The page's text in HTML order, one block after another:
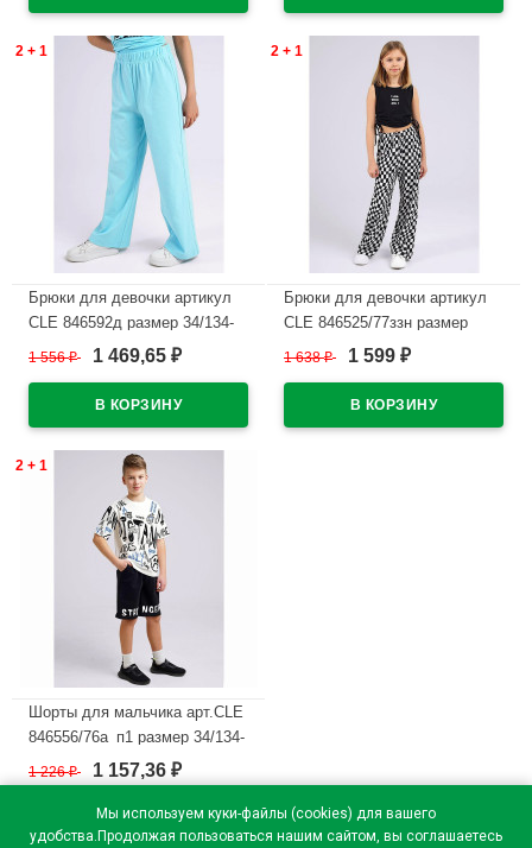
Мы используем куки-файлы (cookies) для вашего
удобства.Продолжая пользоваться нашим сайтом, вы соглашаетесь
2 + 1
Брюки для девочки артикул
CLE 846592д размер 34/134-
42/158 цвет голубой
1 556₽ 1 469,65 ₽
2 + 1
Брюки для девочки артикул
CLE 846525/77ззн размер
34/134-42/158 цвет черный
1 638₽ 1 599 ₽
2 + 1
Шорты для мальчика арт.CLE
846556/76а_п1 размер 34/134-
42/158 цвет черный
В наличии
1 226₽ 1 157,36 ₽